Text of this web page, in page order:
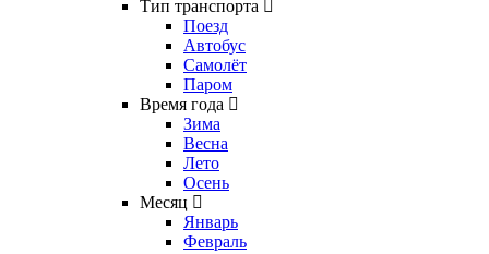
Тип транспорта
Поезд
Автобус
Самолёт
Паром
Время года
Зима
Весна
Лето
Осень
Месяц
Январь
Февраль